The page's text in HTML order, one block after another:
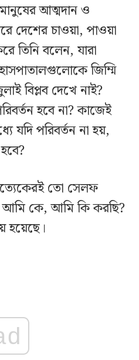
আত্মদান ও
দেশের চাওয়া, পাওয়া
তিনি বলেন, যারা
জিম্মি
বিপ্লব দেখে নাই?
হবে না? কাজেই
যদি পরিবর্তন না হয়,
তো সেলফ
কে, আমি কি করছি?